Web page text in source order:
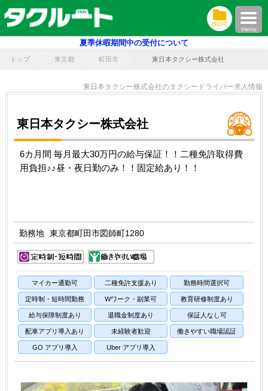
検討中
menu
夏季休暇期間中の受付について
トップ 東京都 町田市 東日本タクシー株式会社
東日本タクシー株式会社のタクシードライバー求人情報
東日本タクシー株式会社
6カ月間 毎月最大30万円の給与保証！！二種免許取得費
用負担♪♪昼・夜日勤のみ！！固定給あり！！
勤務地 東京都町田市図師町1280
マイカー通勤可 二種免許支援あり 勤務時間選択可
定時制・短時間勤務 Wワーク・副業可 教育研修制度あり
給与保障制度あり 退職金制度あり 保証人なし可
配車アプリ導入あり 未経験者歓迎 働きやすい職場認証
GO アプリ導入 Uber アプリ導入